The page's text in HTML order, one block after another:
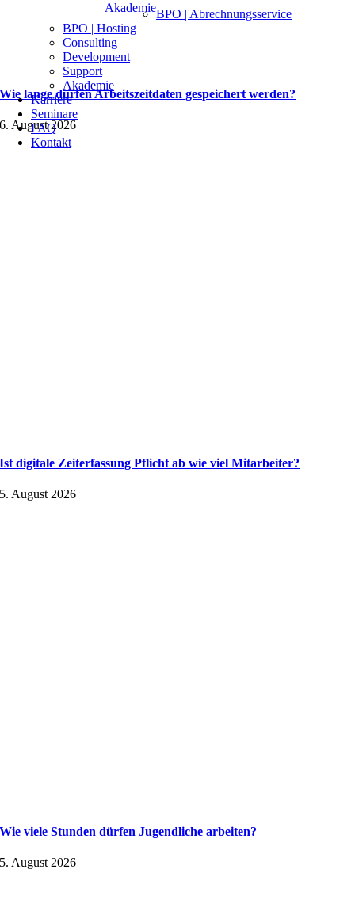
AkademieBPO | Abrechnungsservice
BPO | Hosting
Consulting
Development
Support
Akademie
Karriere
Seminare
FAQ
Kontakt
Wie lange dürfen Arbeitszeitdaten gespeichert werden?
6. August 2026
Ist digitale Zeiterfassung Pflicht ab wie viel Mitarbeiter?
5. August 2026
Wie viele Stunden dürfen Jugendliche arbeiten?
5. August 2026